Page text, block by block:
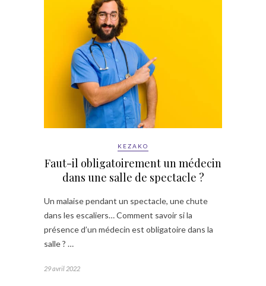
KEZAKO
Faut-il obligatoirement un médecin
dans une salle de spectacle ?
Un malaise pendant un spectacle, une chute
dans les escaliers… Comment savoir si la
présence d’un médecin est obligatoire dans la
salle ? …
29 avril 2022